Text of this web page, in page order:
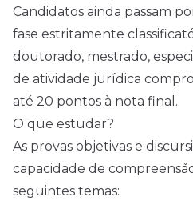
Candidatos ainda passam
fase estritamente
doutorado, mestrado,
de atividade jurídica
até 20 pontos à nota final.
O que estudar?
As provas objetivas e
capacidade de
seguintes temas: